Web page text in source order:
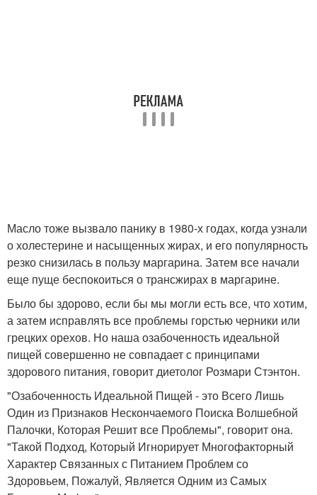
Масло тоже вызвало панику в 1980-х годах, когда узнали
о холестерине и насыщенных жирах, и его популярность
резко снизилась в пользу маргарина. Затем все начали
еще пуще беспокоиться о трансжирах в маргарине.
Было бы здорово, если бы мы могли есть все, что хотим,
а затем исправлять все проблемы горстью черники или
грецких орехов. Но наша озабоченность идеальной
пищей совершенно не совпадает с принципами
здорового питания, говорит диетолог Розмари Стэнтон.
"Озабоченность Идеальной Пищей - это Всего Лишь
Один из Признаков Нескончаемого Поиска Волшебной
Палочки, Которая Решит все Проблемы", говорит она.
"Такой Подход, Который Игнорирует Многофакторный
Характер Связанных с Питанием Проблем со
Здоровьем, Пожалуй, Является Одним из Самых